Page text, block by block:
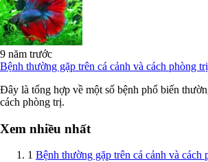
9 năm trước
Bệnh thường gặp trên cá cảnh và cách phòng trị
Đây là tổng hợp về một số bệnh phổ biến
cách phòng trị.
Xem nhiều nhất
1 Bệnh thường gặp trên cá cảnh và cách